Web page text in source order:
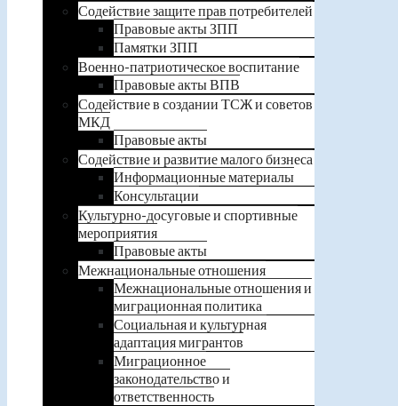
Содействие защите прав потребителей
Правовые акты ЗПП
Памятки ЗПП
Военно-патриотическое воспитание
Правовые акты ВПВ
Содействие в создании ТСЖ и советов
МКД
Правовые акты
Содействие и развитие малого бизнеса
Информационные материалы
Консультации
Культурно-досуговые и спортивные
мероприятия
Правовые акты
Межнациональные отношения
Межнациональные отношения и
миграционная политика
Социальная и культурная
адаптация мигрантов
Миграционное
законодательство и
ответственность